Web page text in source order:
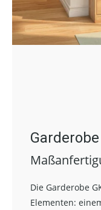
Garderobe
Die Garderobe
Elementen: